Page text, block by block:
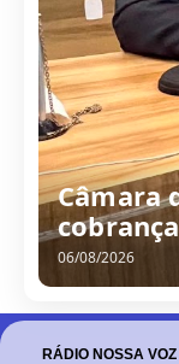
Câmara
06/08/2026
RÁDIO NOSSA VOZ